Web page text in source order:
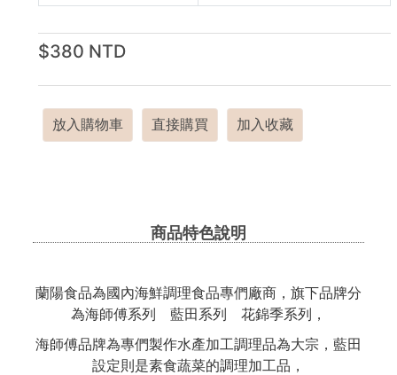
$380 NTD
放入購物車 直接購買 加入收藏
商品特色說明
蘭陽食品為國內海鮮調理食品專們廠商，旗下品牌分
為海師傅系列 藍田系列 花錦季系列，
海師傅品牌為專們製作水產加工調理品為大宗，藍田
設定則是素食蔬菜的調理加工品，